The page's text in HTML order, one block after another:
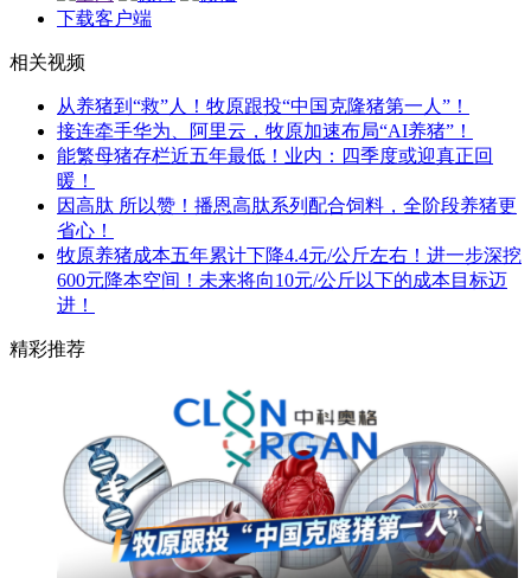
下载客户端
相关视频
从养猪到“救”人！牧原跟投“中国克隆猪第一人”！
接连牵手华为、阿里云，牧原加速布局“AI养猪”！
能繁母猪存栏近五年最低！业内：四季度或迎真正回
暖！
因高肽 所以赞！播恩高肽系列配合饲料，全阶段养猪更
省心！
牧原养猪成本五年累计下降4.4元/公斤左右！进一步深挖
600元降本空间！未来将向10元/公斤以下的成本目标迈
进！
精彩推荐